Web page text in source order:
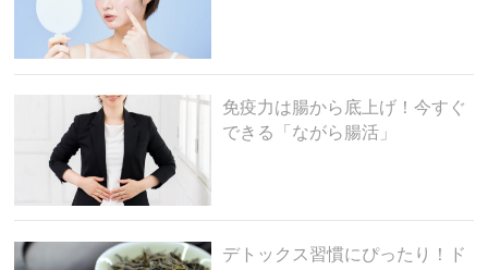
免疫力は腸から底上げ！今すぐ
できる「ながら腸活」
デトックス習慣にぴったり！ド